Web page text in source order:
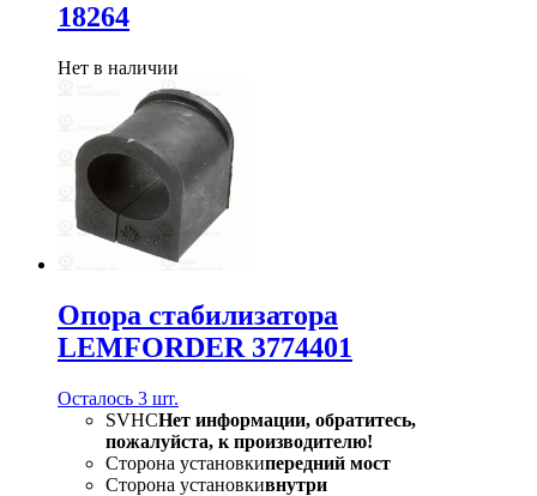
18264
Нет в наличии
Опора стабилизатора
LEMFORDER 3774401
Осталось 3 шт.
SVHCНет информации, обратитесь,
пожалуйста, к производителю!
Сторона установкипередний мост
Сторона установкивнутри